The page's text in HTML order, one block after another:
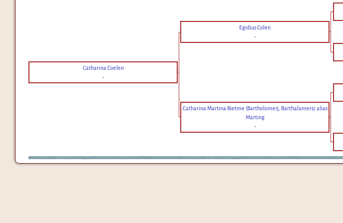
Egidius Colen
-
Catharina Coelen
-
Catharina Martina Bietme (Bartholomeij, Barthalamers) alias
Marting
-